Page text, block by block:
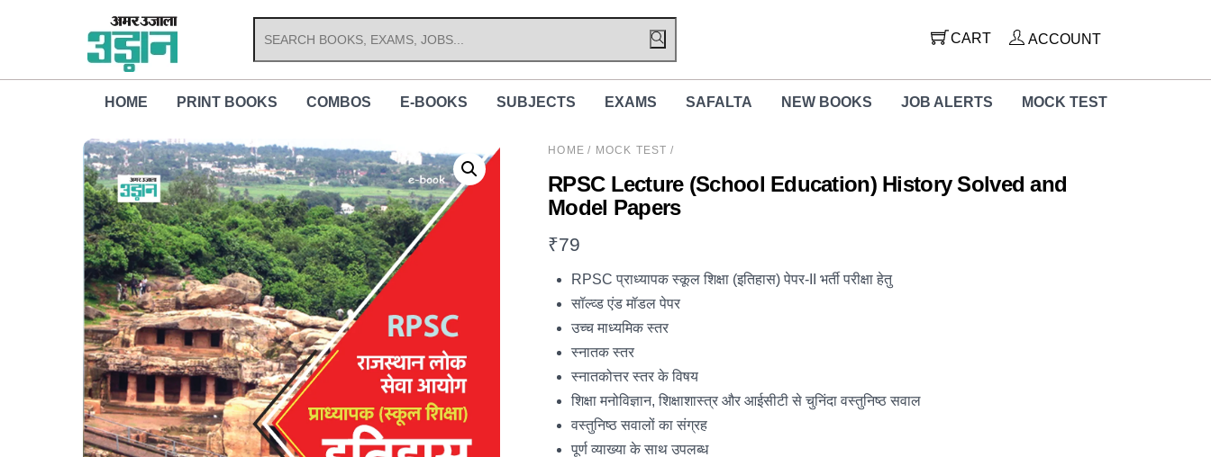
CART ACCOUNT
HOME PRINT BOOKS COMBOS E-BOOKS SUBJECTS EXAMS SAFALTA NEW BOOKS JOB ALERTS MOCK TEST
HOME / MOCK TEST /
RPSC Lecture (School Education) History Solved and
Model Papers
₹79
RPSC प्राध्यापक स्कूल शिक्षा (इतिहास) पेपर-II भर्ती परीक्षा हेतु
सॉल्व्ड एंड मॉडल पेपर
उच्च माध्यमिक स्तर
स्नातक स्तर
स्नातकोत्तर स्तर के विषय
शिक्षा मनोविज्ञान, शिक्षाशास्त्र और आईसीटी से चुनिंदा वस्तुनिष्ठ सवाल
वस्तुनिष्ठ सवालों का संग्रह
पूर्ण व्याख्या के साथ उपलब्ध